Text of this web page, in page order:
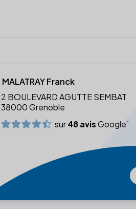
MALATRAY Franck
2 BOULEVARD AGUTTE SEMBAT
38000 Grenoble
sur48 avisGoogle